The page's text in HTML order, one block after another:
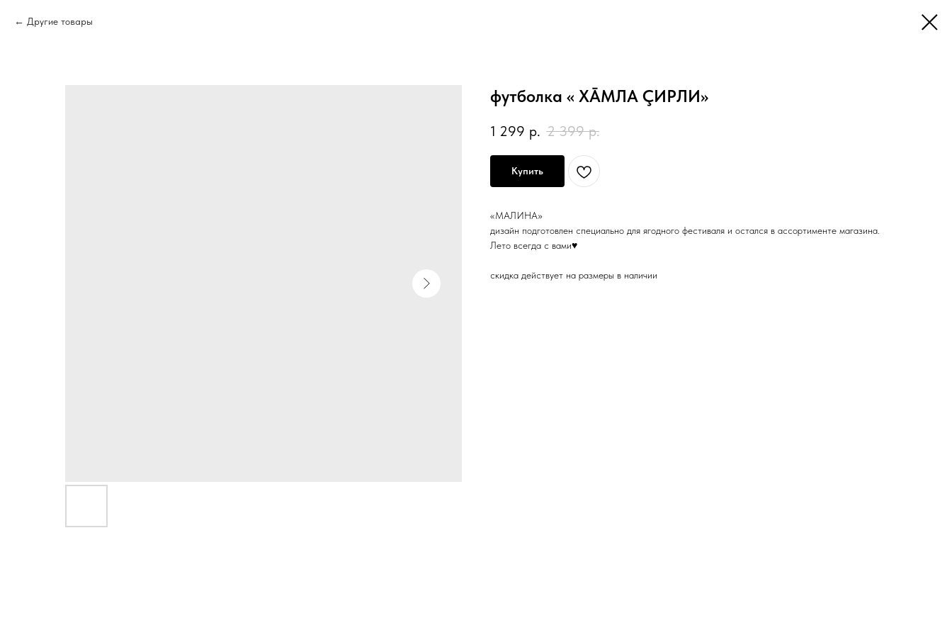
Другие товары
футболка « XĀМЛА ÇИРЛИ»
1 299 р. 2 399 р.
Купить
«МАЛИНА»
дизайн подготовлен специально для ягодного фестиваля и остался в ассортименте магазина.
Лето всегда с вами♥️
скидка действует на размеры в наличии